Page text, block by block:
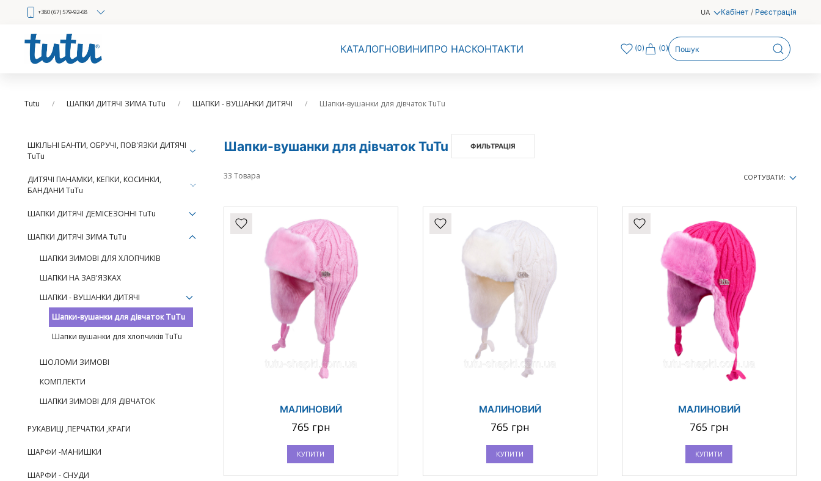
+380 (67) 579-92-68 UA Кабінет / Реєстрація
КАТАЛОГНОВИНИПРО НАСКОНТАКТИ (0) (0)
Tutu ШАПКИ ДИТЯЧІ ЗИМА TuTu ШАПКИ - ВУШАНКИ ДИТЯЧІ Шапки-вушанки для дівчаток TuTu
ШКІЛЬНІ БАНТИ, ОБРУЧІ, ПОВ'ЯЗКИ ДИТЯЧІ
TuTu
ДИТЯЧІ ПАНАМКИ, КЕПКИ, КОСИНКИ,
БАНДАНИ TuTu
ШАПКИ ДИТЯЧІ ДЕМІСЕЗОННІ TuTu
ШАПКИ ДИТЯЧІ ЗИМА TuTu
ШАПКИ ЗИМОВІ ДЛЯ ХЛОПЧИКІВ
ШАПКИ НА ЗАВ'ЯЗКАХ
ШАПКИ - ВУШАНКИ ДИТЯЧІ
Шапки-вушанки для дівчаток TuTu
Шапки вушанки для хлопчиків TuTu
ШОЛОМИ ЗИМОВІ
КОМПЛЕКТИ
ШАПКИ ЗИМОВІ ДЛЯ ДІВЧАТОК
РУКАВИЦІ ,ПЕРЧАТКИ ,КРАГИ
ШАРФИ -МАНИШКИ
ШАРФИ - СНУДИ
Шапки-вушанки для дівчаток TuTu ФИЛЬТРАЦІЯ
33 Товара СОРТУВАТИ:
МАЛИНОВИЙ
765 грн
КУПИТИ
МАЛИНОВИЙ
765 грн
КУПИТИ
МАЛИНОВИЙ
765 грн
КУПИТИ